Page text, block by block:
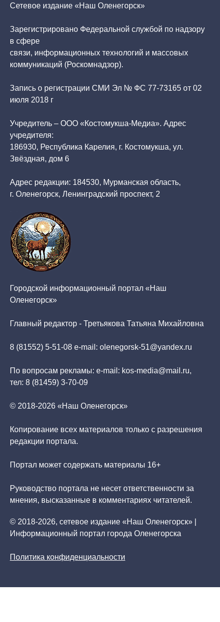
Сетевое издание «Наш Оленегорск»
Зарегистрировано Федеральной службой по надзору
в сфере
связи, информационных технологий и массовых
коммуникаций (Роскомнадзор).
Запись о регистрации СМИ Эл № ФС 77-73165 от 02
июля 2018 г
Учредитель – ООО «Костомукша-Медиа». Адрес
учредителя:
186930, Республика Карелия, г. Костомукша, ул.
Звёздная, дом 6
Адрес редакции: 184530, Мурманская область,
г. Оленегорск, Ленинградский проспект, 2
Городской информационный портал «Наш
Оленегорск»
Главный редактор - Третьякова Татьяна Михайловна
8 (81552) 5-51-08 e-mail: olenegorsk-51@yandex.ru
По вопросам рекламы: e-mail: kos-media@mail.ru,
тел: 8 (81459) 3-70-09
© 2018-2026 «Наш Оленегорск»
Копирование всех материалов только с разрешения
редакции портала.
Портал может содержать материалы 16+
Руководство портала не несет ответственности за
мнения, высказанные в комментариях читателей.
© 2018-2026, сетевое издание «Наш Оленегорск» |
Информационный портал города Оленегорска
Политика конфиденциальности